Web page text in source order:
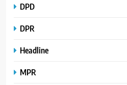
DPD
DPR
Headline
MPR